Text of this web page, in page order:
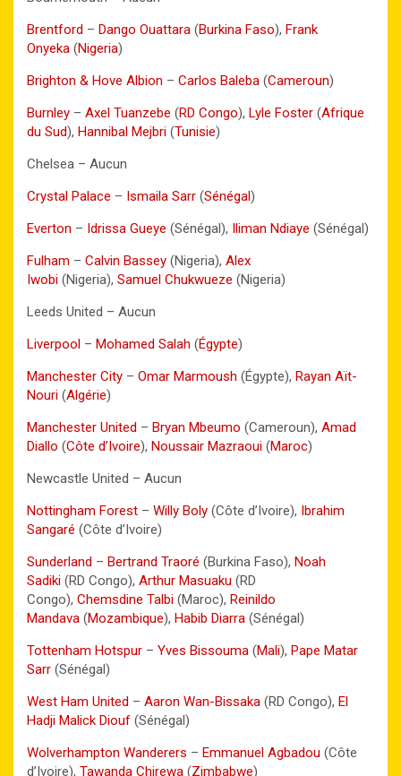
Brentford – Dango Ouattara (Burkina Faso), Frank
Onyeka (Nigeria)
Brighton & Hove Albion – Carlos Baleba (Cameroun)
Burnley – Axel Tuanzebe (RD Congo), Lyle Foster (Afrique
du Sud), Hannibal Mejbri (Tunisie)
Chelsea – Aucun
Crystal Palace – Ismaila Sarr (Sénégal)
Everton – Idrissa Gueye (Sénégal), Iliman Ndiaye (Sénégal)
Fulham – Calvin Bassey (Nigeria), Alex
Iwobi (Nigeria), Samuel Chukwueze (Nigeria)
Leeds United – Aucun
Liverpool – Mohamed Salah (Égypte)
Manchester City – Omar Marmoush (Égypte), Rayan Aït-
Nouri (Algérie)
Manchester United – Bryan Mbeumo (Cameroun), Amad
Diallo (Côte d’Ivoire), Noussair Mazraoui (Maroc)
Newcastle United – Aucun
Nottingham Forest – Willy Boly (Côte d’Ivoire), Ibrahim
Sangaré (Côte d’Ivoire)
Sunderland – Bertrand Traoré (Burkina Faso), Noah
Sadiki (RD Congo), Arthur Masuaku (RD
Congo), Chemsdine Talbi (Maroc), Reinildo
Mandava (Mozambique), Habib Diarra (Sénégal)
Tottenham Hotspur – Yves Bissouma (Mali), Pape Matar
Sarr (Sénégal)
West Ham United – Aaron Wan-Bissaka (RD Congo), El
Hadji Malick Diouf (Sénégal)
Wolverhampton Wanderers – Emmanuel Agbadou (Côte
d’Ivoire), Tawanda Chirewa (Zimbabwe)